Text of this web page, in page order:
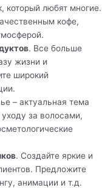
который любят многие.
кофе,
. Все больше
жизни и
широкий
– актуальная тема
за волосами,
. Создайте яркие и
Предложите
анимации и т.д.